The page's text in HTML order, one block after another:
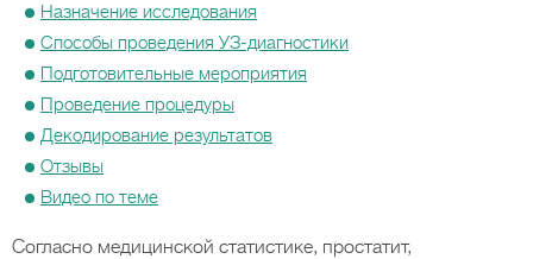
Назначение исследования
Способы проведения УЗ-диагностики
Подготовительные мероприятия
Проведение процедуры
Декодирование результатов
Отзывы
Видео по теме
Согласно медицинской статистике, простатит,